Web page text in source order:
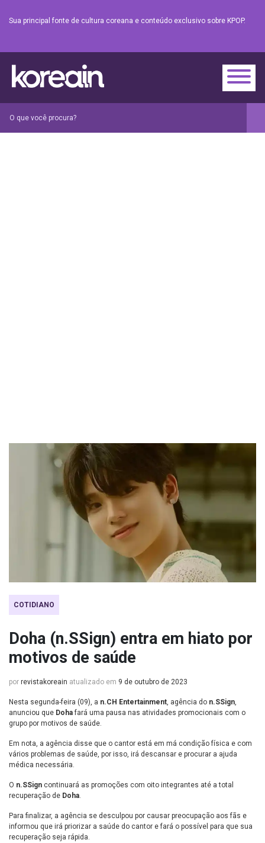
Sua principal fonte de cultura coreana e conteúdo exclusivo sobre KPOP.
COTIDIANO
Doha (n.SSign) entra em hiato por
motivos de saúde
por revistakoreain atualizado em 9 de outubro de 2023
Nesta segunda-feira (09), a n.CH Entertainment, agência do n.SSign,
anunciou que Dohafará uma pausa nas atividades promocionais com o
grupo por motivos de saúde.
Em nota, a agência disse que o cantor está em má condição física e com
vários problemas de saúde, por isso, irá descansar e procurar a ajuda
médica necessária.
O n.SSign continuará as promoções com oito integrantes até a total
recuperação de Doha.
Para finalizar, a agência se desculpou por causar preocupação aos fãs e
informou que irá priorizar a saúde do cantor e fará o possível para que sua
recuperação seja rápida.